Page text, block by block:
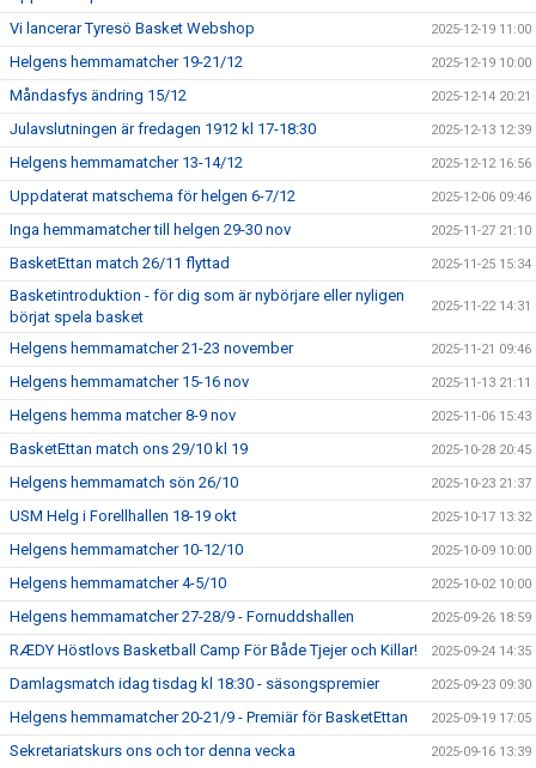
Vi lancerar Tyresö Basket Webshop 2025-12-19 11:00
Helgens hemmamatcher 19-21/12 2025-12-19 10:00
Måndasfys ändring 15/12 2025-12-14 20:21
Julavslutningen är fredagen 1912 kl 17-18:30 2025-12-13 12:39
Helgens hemmamatcher 13-14/12 2025-12-12 16:56
Uppdaterat matschema för helgen 6-7/12 2025-12-06 09:46
Inga hemmamatcher till helgen 29-30 nov 2025-11-27 21:10
BasketEttan match 26/11 flyttad 2025-11-25 15:34
Basketintroduktion - för dig som är nybörjare eller nyligen
börjat spela basket
2025-11-22 14:31
Helgens hemmamatcher 21-23 november 2025-11-21 09:46
Helgens hemmamatcher 15-16 nov 2025-11-13 21:11
Helgens hemma matcher 8-9 nov 2025-11-06 15:43
BasketEttan match ons 29/10 kl 19 2025-10-28 20:45
Helgens hemmamatch sön 26/10 2025-10-23 21:37
USM Helg i Forellhallen 18-19 okt 2025-10-17 13:32
Helgens hemmamatcher 10-12/10 2025-10-09 10:00
Helgens hemmamatcher 4-5/10 2025-10-02 10:00
Helgens hemmamatcher 27-28/9 - Fornuddshallen 2025-09-26 18:59
RÆDY Höstlovs Basketball Camp För Både Tjejer och Killar! 2025-09-24 14:35
Damlagsmatch idag tisdag kl 18:30 - säsongspremier 2025-09-23 09:30
Helgens hemmamatcher 20-21/9 - Premiär för BasketEttan 2025-09-19 17:05
Sekretariatskurs ons och tor denna vecka 2025-09-16 13:39